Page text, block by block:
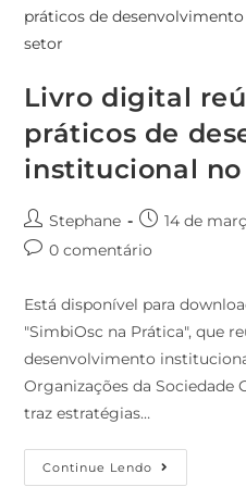
Livro digital
práticos de
institucional
Stephane 14 de
0 comentário
Está disponível para
"SimbiOsc na Prática", que
desenvolvimento
Organizações da Sociedade
traz estratégias…
Continue Lendo